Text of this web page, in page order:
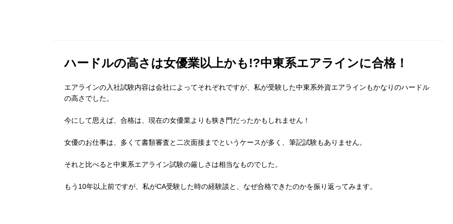
ハードルの高さは女優業以上かも!?中東系エアラインに合格！
エアラインの入社試験内容は会社によってそれぞれですが、私が受験した中東系外資エアラインもかなりのハードル
の高さでした。
今にして思えば、合格は、現在の女優業よりも狭き門だったかもしれません！
女優のお仕事は、多くて書類審査と二次面接までというケースが多く、筆記試験もありません。
それと比べると中東系エアライン試験の厳しさは相当なものでした。
もう10年以上前ですが、私がCA受験した時の経験談と、なぜ合格できたのかを振り返ってみます。